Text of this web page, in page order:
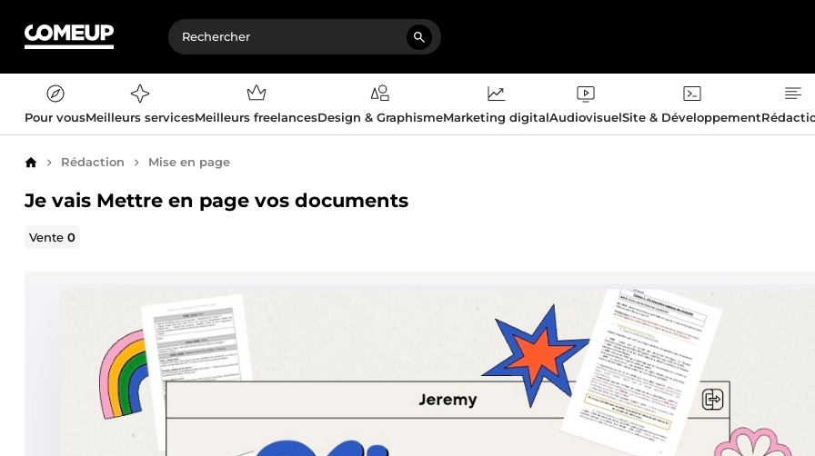
Pour vousMeilleurs servicesMeilleurs freelancesDesign & GraphismeMarketing digitalAudiovisuelSite & Développement
AccueilRédaction Mise en page
Je vais Mettre en page vos documents
Vente0